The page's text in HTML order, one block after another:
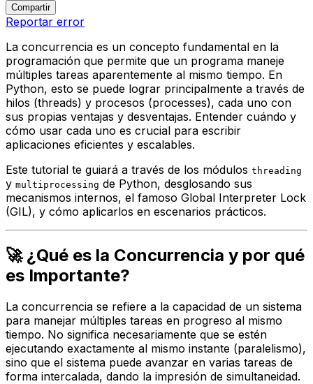
Compartir
Reportar error
La concurrencia es un concepto fundamental en la
programación que permite que un programa maneje
múltiples tareas aparentemente al mismo tiempo. En
Python, esto se puede lograr principalmente a través de
hilos (threads) y procesos (processes), cada uno con
sus propias ventajas y desventajas. Entender cuándo y
cómo usar cada uno es crucial para escribir
aplicaciones eficientes y escalables.
Este tutorial te guiará a través de los módulos threading
y multiprocessing de Python, desglosando sus
mecanismos internos, el famoso Global Interpreter Lock
(GIL), y cómo aplicarlos en escenarios prácticos.
🚀 ¿Qué es la Concurrencia y por qué
es Importante?
La concurrencia se refiere a la capacidad de un sistema
para manejar múltiples tareas en progreso al mismo
tiempo. No significa necesariamente que se estén
ejecutando exactamente al mismo instante (paralelismo),
sino que el sistema puede avanzar en varias tareas de
forma intercalada, dando la impresión de simultaneidad.